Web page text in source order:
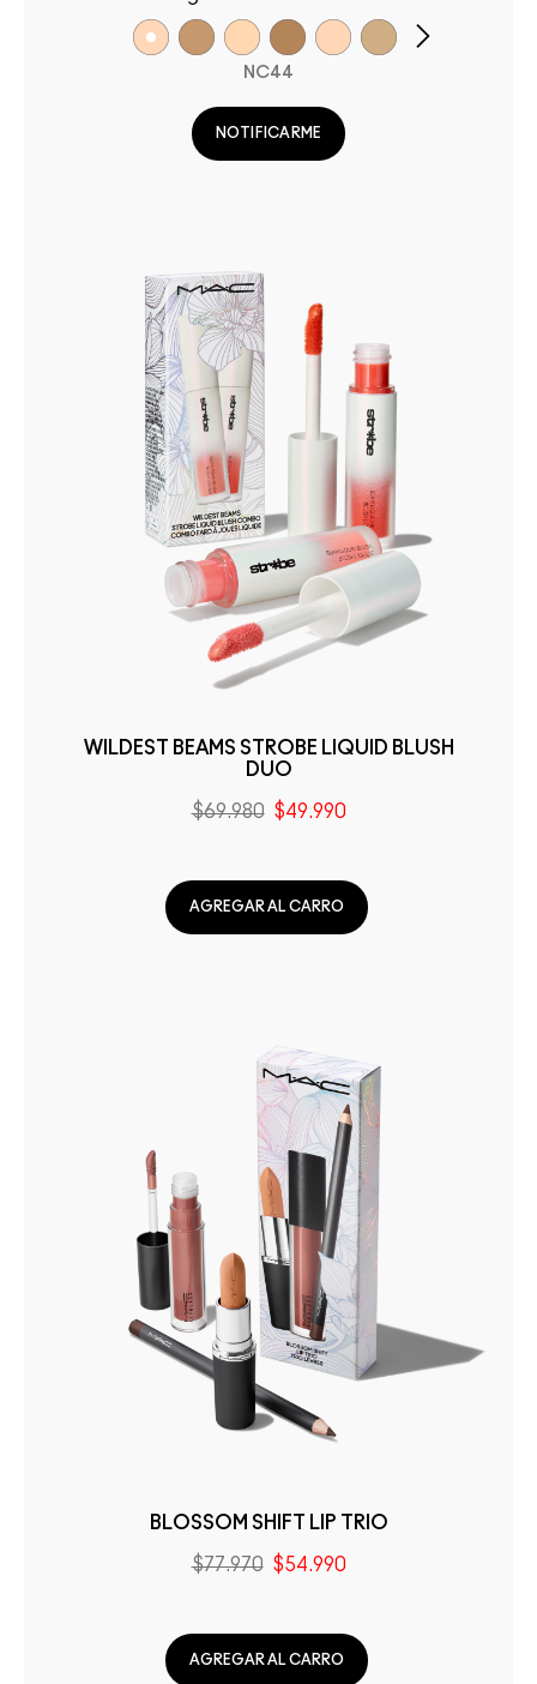
NC44
NOTIFICARME
WILDEST BEAMS STROBE LIQUID BLUSH
DUO
$69.980 $49.990
AGREGAR AL CARRO
BLOSSOM SHIFT LIP TRIO
$77.970 $54.990
AGREGAR AL CARRO